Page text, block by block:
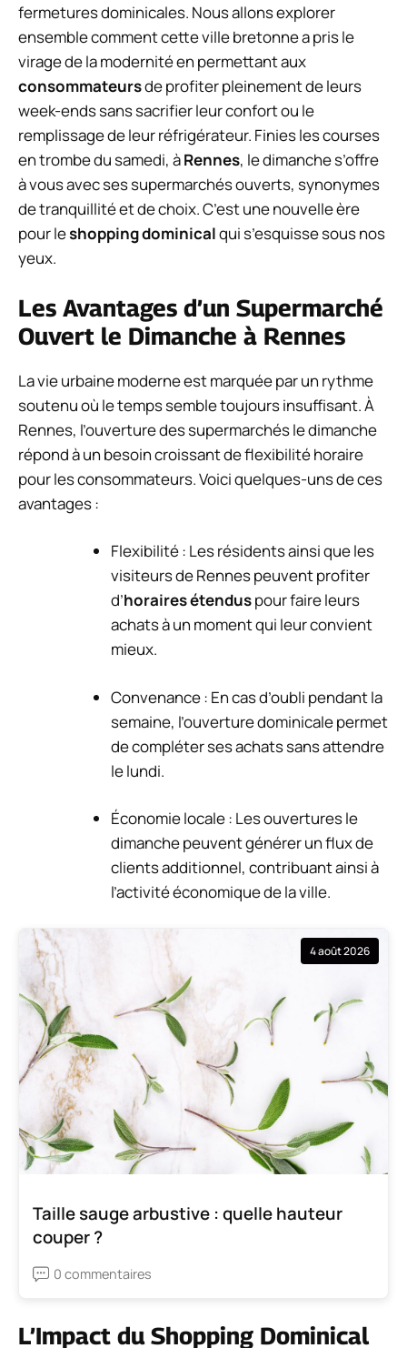
fermetures dominicales. Nous allons explorer
ensemble comment cette ville bretonne a pris le
virage de la modernité en permettant aux
consommateursde profiter pleinement de leurs
week-ends sans sacrifier leur confort ou le
remplissage de leur réfrigérateur. Finies les courses
en trombe du samedi, àRennes, le dimanche s’offre
à vous avec ses supermarchés ouverts, synonymes
de tranquillité et de choix. C’est une nouvelle ère
pour leshopping dominicalqui s’esquisse sous nos
yeux.
Les Avantages d’un Supermarché
Ouvert le Dimanche à Rennes
La vie urbaine moderne est marquée par un rythme
soutenu où le temps semble toujours insuffisant. À
Rennes, l’ouverture des supermarchés le dimanche
répond à un besoin croissant de flexibilité horaire
pour les consommateurs. Voici quelques-uns de ces
avantages :
Flexibilité : Les résidents ainsi que les
visiteurs de Rennes peuvent profiter
d’horaires étenduspour faire leurs
achats à un moment qui leur convient
mieux.
Convenance : En cas d’oubli pendant la
semaine, l’ouverture dominicale permet
de compléter ses achats sans attendre
le lundi.
Économie locale : Les ouvertures le
dimanche peuvent générer unflux de
clients additionnel, contribuant ainsi à
l’activité économique de la ville.
4 août 2026
Taille sauge arbustive : quelle hauteur
couper ?
0 commentaires
L’Impact du Shopping Dominical